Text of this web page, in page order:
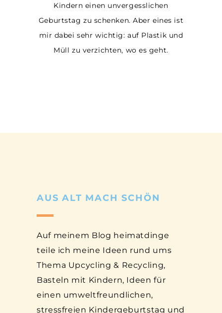
Kindern einen unvergesslichen
Geburtstag zu schenken. Aber eines ist
mir dabei sehr wichtig: auf Plastik und
Müll zu verzichten, wo es geht.
AUS ALT MACH SCHÖN
Auf meinem Blog heimatdinge
teile ich meine Ideen rund ums
Thema Upcycling & Recycling,
Basteln mit Kindern, Ideen für
einen umweltfreundlichen,
stressfreien Kindergeburtstag und